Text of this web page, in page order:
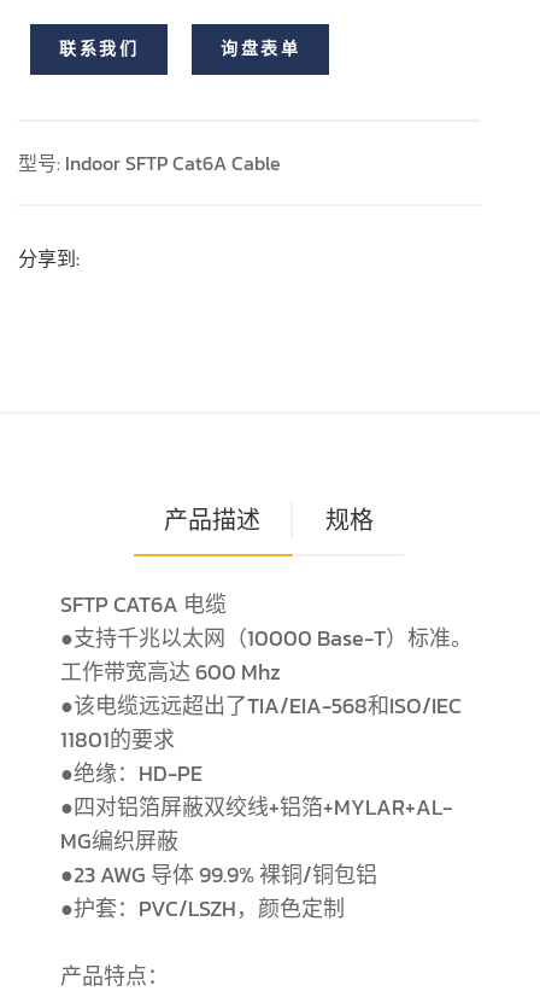
联系我们 询盘表单
型号: Indoor SFTP Cat6A Cable
分享到:
产品描述 规格
SFTP CAT6A 电缆
●支持千兆以太网（10000 Base-T）标准。
工作带宽高达 600 Mhz
●该电缆远远超出了TIA/EIA-568和ISO/IEC
11801的要求
●绝缘：HD-PE
●四对铝箔屏蔽双绞线+铝箔+MYLAR+AL-
MG编织屏蔽
●23 AWG 导体 99.9% 裸铜/铜包铝
●护套：PVC/LSZH，颜色定制
产品特点：